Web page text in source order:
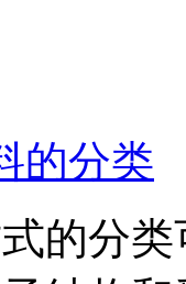
的分类
的分